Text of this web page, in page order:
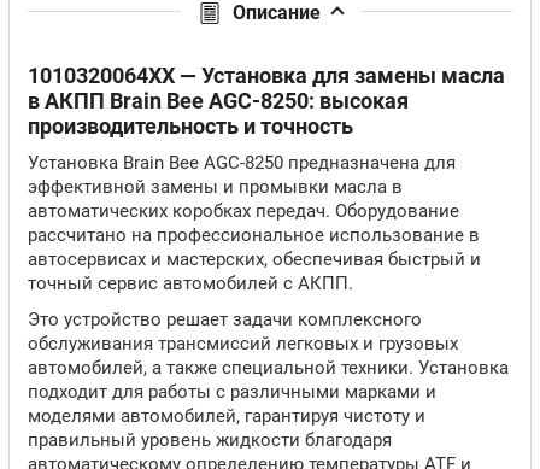
Описание
1010320064XX — Установка для замены масла
в АКПП Brain Bee AGC-8250: высокая
производительность и точность
Установка Brain Bee AGC-8250 предназначена для
эффективной замены и промывки масла в
автоматических коробках передач. Оборудование
рассчитано на профессиональное использование в
автосервисах и мастерских, обеспечивая быстрый и
точный сервис автомобилей с АКПП.
Это устройство решает задачи комплексного
обслуживания трансмиссий легковых и грузовых
автомобилей, а также специальной техники. Установка
подходит для работы с различными марками и
моделями автомобилей, гарантируя чистоту и
правильный уровень жидкости благодаря
автоматическому определению температуры ATF и